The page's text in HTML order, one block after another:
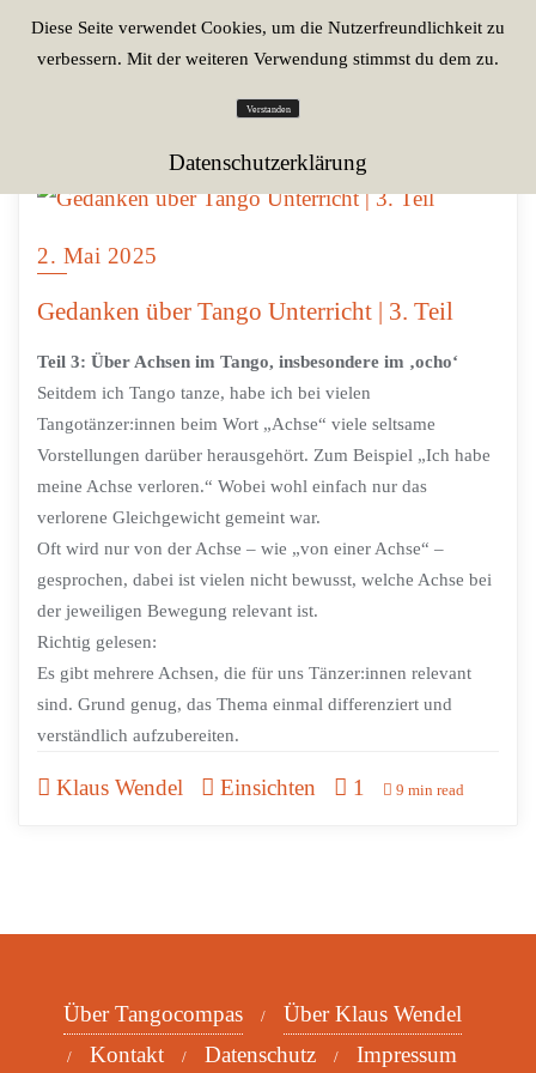
2. Mai 2025
Gedanken über Tango Unterricht | 3. Teil
Teil 3: Über Achsen im Tango, insbesondere im ‚ocho‘
Seitdem ich Tango tanze, habe ich bei vielen
Tangotänzer:innen beim Wort „Achse“ viele seltsame
Vorstellungen darüber herausgehört. Zum Beispiel „Ich habe
meine Achse verloren.“ Wobei wohl einfach nur das
verlorene Gleichgewicht gemeint war.
Oft wird nur von der Achse – wie „von einer Achse“ –
gesprochen, dabei ist vielen nicht bewusst, welche Achse bei
der jeweiligen Bewegung relevant ist.
Richtig gelesen:
Es gibt mehrere Achsen, die für uns Tänzer:innen relevant
sind. Grund genug, das Thema einmal differenziert und
verständlich aufzubereiten.
Klaus Wendel Einsichten 1 9 min read
Über Tangocompas
Über Klaus Wendel
Kontakt
Datenschutz Impressum
Diese Seite verwendet Cookies, um die Nutzerfreundlichkeit zu
verbessern. Mit der weiteren Verwendung stimmst du dem zu.
Verstanden
Datenschutzerklärung